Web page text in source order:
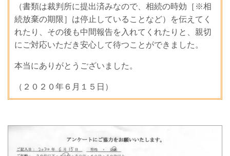
（書類は裁判所に提出済みなので、相続の時効［※相
続放棄の期限］は停止していることなど）を伝えてく
れたり、その後も中間報告を入れてくれたりと、親切
にご対応いただき安心して待つことができました。
本当にありがとうございました。
（２０２０年６月１５日）